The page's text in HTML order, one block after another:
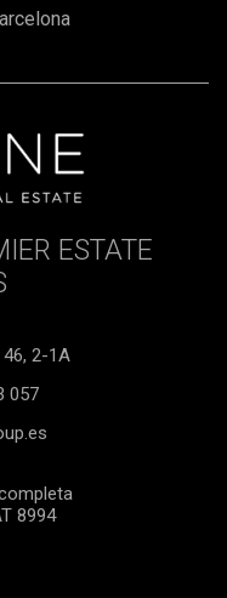
ESTATE
2-1A
057
8994